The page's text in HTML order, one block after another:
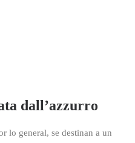
dall’azzurro
lo general, se destinan a un